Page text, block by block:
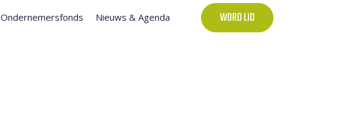
Ondernemersfonds Nieuws & Agenda WORD LID